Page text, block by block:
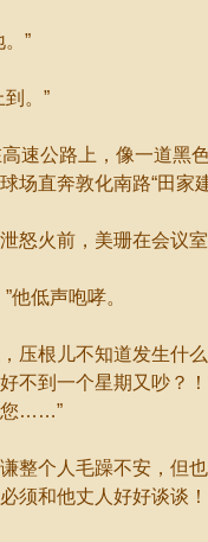
”
。”
公路上，像一道黑
场直奔敦化南路“田家建
火前，美珊在会议室
低声咆哮。
根儿不知道发生什么
不到一个星期又吵？
您……”
个人毛躁不安，但也
须和他丈人好好谈谈！